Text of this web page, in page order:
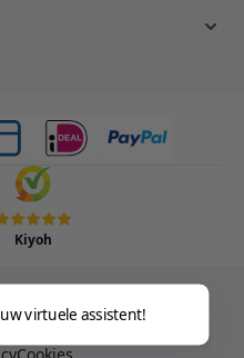
Kiyoh
Alle rechten
Cookies
virtuele assistent!